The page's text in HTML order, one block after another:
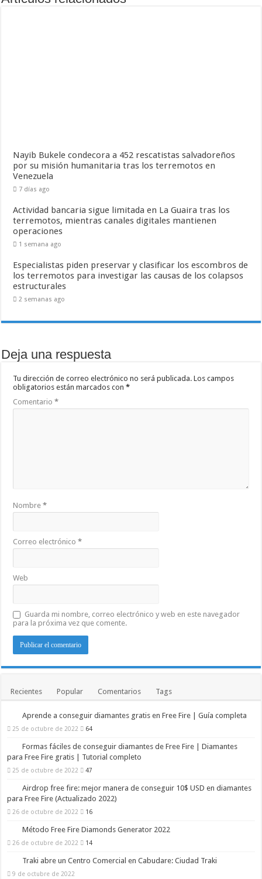
Nayib Bukele condecora a 452 rescatistas salvadoreños
por su misión humanitaria tras los terremotos en
Venezuela
7 días ago
Actividad bancaria sigue limitada en La Guaira tras los
terremotos, mientras canales digitales mantienen
operaciones
1 semana ago
Especialistas piden preservar y clasificar los escombros de
los terremotos para investigar las causas de los colapsos
estructurales
2 semanas ago
Deja una respuesta
Tu dirección de correo electrónico no será publicada. Los campos
obligatorios están marcados con*
Comentario*
Nombre*
Correo electrónico*
Web
Guarda mi nombre, correo electrónico y web en este navegador
para la próxima vez que comente.
Recientes Popular Comentarios Tags
Aprende a conseguir diamantes gratis en Free Fire | Guía completa
25 de octubre de 2022 64
Formas fáciles de conseguir diamantes de Free Fire | Diamantes
para Free Fire gratis | Tutorial completo
25 de octubre de 2022 47
Airdrop free fire: mejor manera de conseguir 10$ USD en diamantes
para Free Fire (Actualizado 2022)
26 de octubre de 2022 16
Método Free Fire Diamonds Generator 2022
26 de octubre de 2022 14
Traki abre un Centro Comercial en Cabudare: Ciudad Traki
9 de octubre de 2022